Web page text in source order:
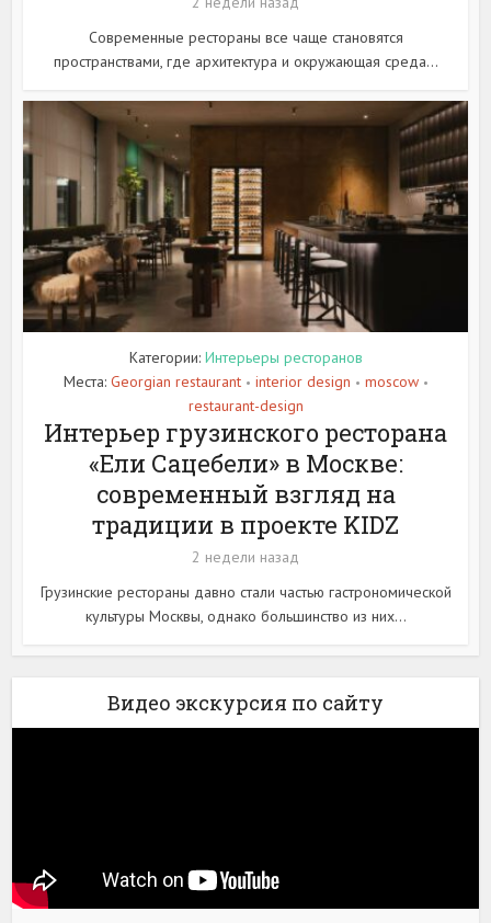
Современные рестораны все чаще становятся
пространствами, где архитектура и окружающая среда...
Категории: Интерьеры ресторанов
Места: Georgian restaurant • interior design • moscow •
restaurant-design
Интерьер грузинского ресторана
«Ели Сацебели» в Москве:
современный взгляд на
традиции в проекте KIDZ
2 недели назад
Грузинские рестораны давно стали частью гастрономической
культуры Москвы, однако большинство из них...
Видео экскурсия по сайту